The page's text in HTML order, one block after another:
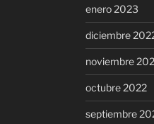
enero 2023
diciembre
noviembre
octubre 2022
septiembre